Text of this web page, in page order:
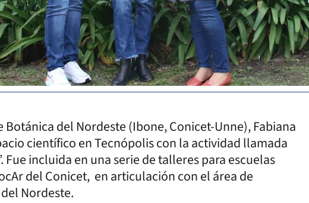
del Nordeste (Ibone, Conicet-Unne), Fabiana
científico en Tecnópolis con la actividad llamada
Fue incluida en una serie de talleres para escuelas
del Conicet, en articulación con el área de
Nordeste.